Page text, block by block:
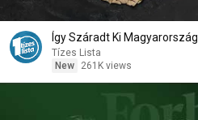
Így Száradt Ki Magyarország
Tízes Lista
New
261K views